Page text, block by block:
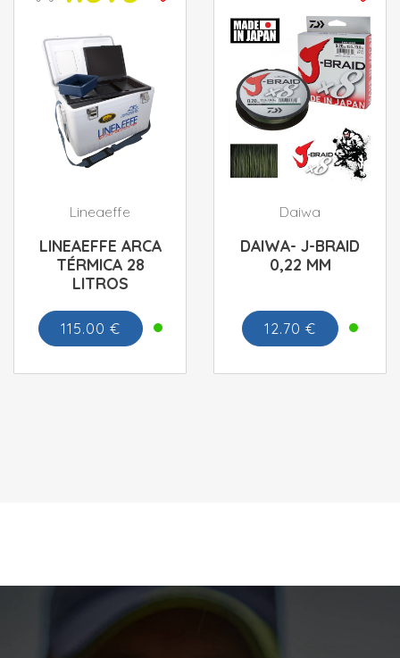
Lineaeffe
LINEAEFFE ARCA
TÉRMICA 28
LITROS
115.00 €
Daiwa
DAIWA- J-BRAID
0,22 MM
12.70 €